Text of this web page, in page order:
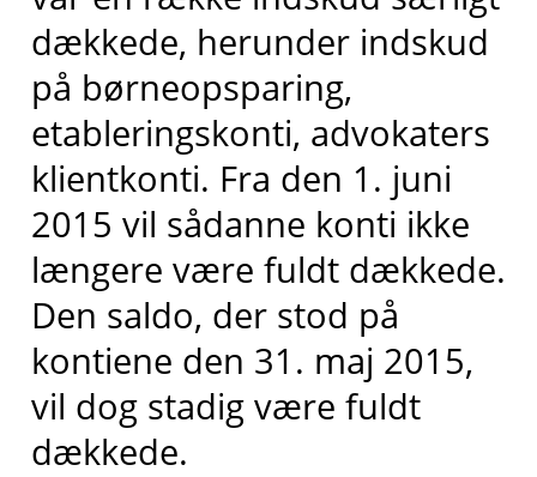
dækkede, herunder indskud
på børneopsparing,
etableringskonti, advokaters
klientkonti. Fra den 1. juni
2015 vil sådanne konti ikke
længere være fuldt dækkede.
Den saldo, der stod på
kontiene den 31. maj 2015,
vil dog stadig være fuldt
dækkede.